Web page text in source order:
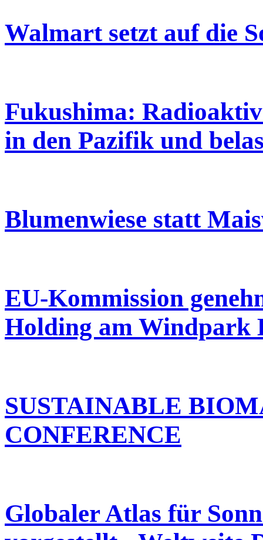
Walmart setzt auf die
Fukushima:
in den Pazifik und
Blumenwiese statt
EU-Kommission
Holding am
SUSTAINABLE
CONFERENCE
Globaler Atlas für